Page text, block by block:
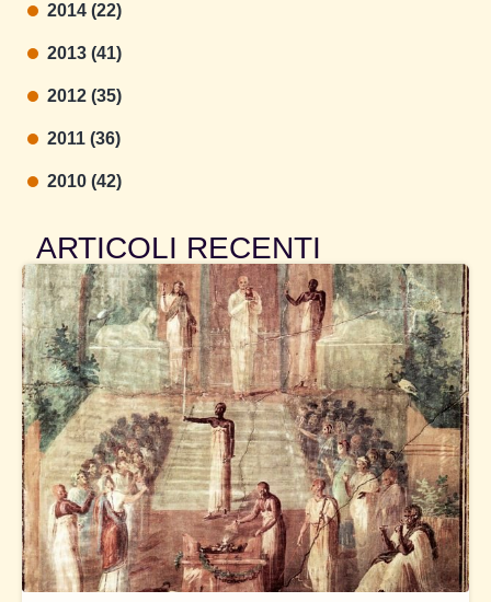
2014 (22)
2013 (41)
2012 (35)
2011 (36)
2010 (42)
ARTICOLI RECENTI